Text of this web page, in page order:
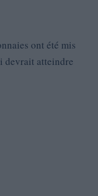
ont été mis
devrait atteindre